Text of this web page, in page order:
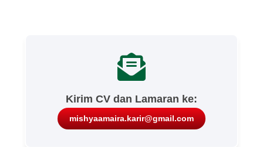
Kirim CV dan Lamaran ke:
mishyaamaira.karir@gmail.com